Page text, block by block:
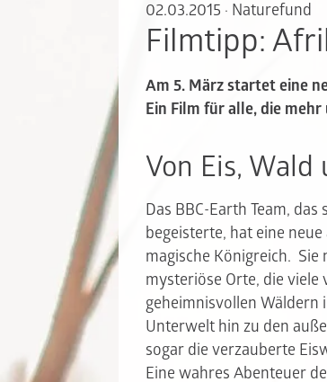
02.03.2015 · Naturefund
Filmtipp:
Am 5. März startet eine
Ein Film für alle, die
Von Eis,
Das BBC-Earth Team,
begeisterte, hat eine
magische Königreich. Sie
mysteriöse Orte, die viele
geheimnisvollen Wäldern
Unterwelt hin zu den
sogar die verzauberte
Eine wahres Abenteuer